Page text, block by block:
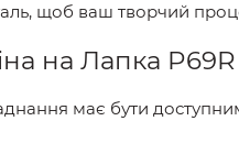
щоб ваш творчий
на Лапка P69R
має бути